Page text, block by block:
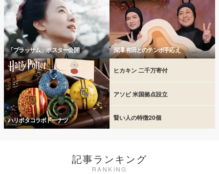
「ブラッサム」ポスター公開 深澤 有田とのテンポ手応え
ハリポタコラボドーナツ
ヒカキン 二千万寄付
アソビ 米国拠点設立
賢い人の特徴20個
記事ランキング
RANKING